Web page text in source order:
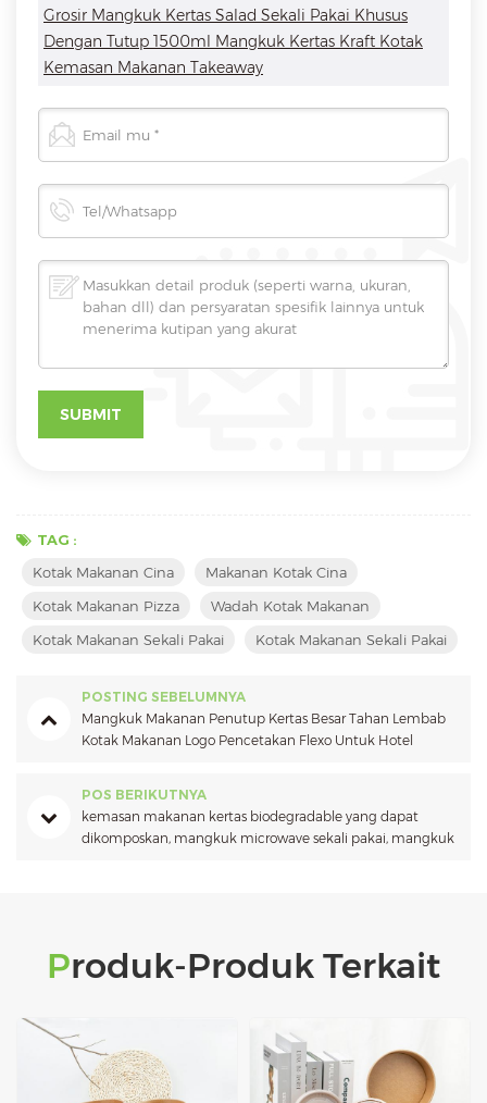
Grosir Mangkuk Kertas Salad Sekali Pakai Khusus
Dengan Tutup 1500ml Mangkuk Kertas Kraft Kotak
Kemasan Makanan Takeaway
TAG :
Kotak Makanan Cina
Makanan Kotak Cina
Kotak Makanan Pizza
Wadah Kotak Makanan
Kotak Makanan Sekali Pakai
Kotak Makanan Sekali Pakai
POSTING SEBELUMNYA
Mangkuk Makanan Penutup Kertas Besar Tahan Lembab
Kotak Makanan Logo Pencetakan Flexo Untuk Hotel
POS BERIKUTNYA
kemasan makanan kertas biodegradable yang dapat
dikomposkan, mangkuk microwave sekali pakai, mangkuk
Produk-Produk Terkait